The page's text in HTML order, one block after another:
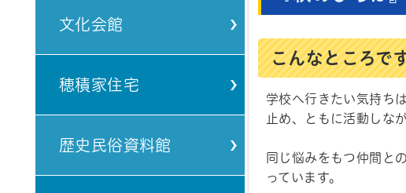
文化会館
穂積家住宅
歴史民俗資料館
こんなところで
学校へ行きたい気持ち
止め、ともに活動しな
同じ悩みをもつ仲間と
っています。